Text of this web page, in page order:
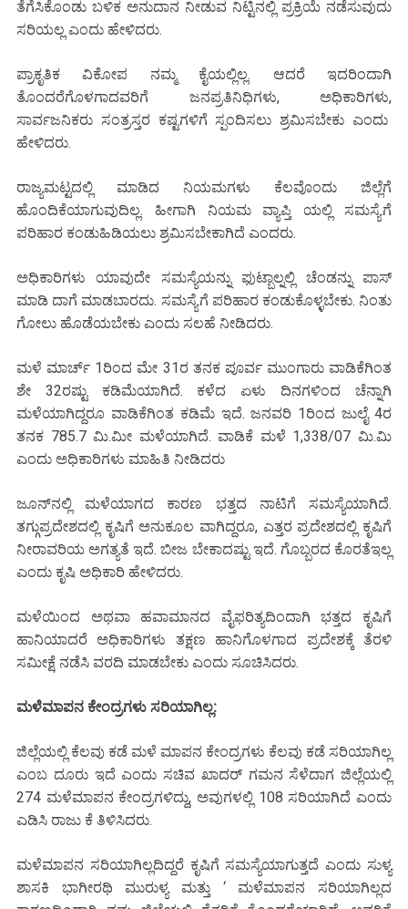
ತೆಗೆಸಿಕೊಂಡು ಬಳಿಕ ಅನುದಾನ ನೀಡುವ ನಿಟ್ಟಿನಲ್ಲಿ ಪ್ರಕ್ರಿಯೆ ನಡೆಸುವುದು
ಸರಿಯಲ್ಲ ಎಂದು ಹೇಳಿದರು.
ಪ್ರಾಕೃತಿಕ ವಿಕೋಪ ನಮ್ಮ ಕೈಯಲ್ಲಿಲ್ಲ. ಆದರೆ ಇದರಿಂದಾಗಿ
ತೊಂದರೆಗೊಳಗಾದವರಿಗೆ ಜನಪ್ರತಿನಿಧಿಗಳು, ಅಧಿಕಾರಿಗಳು,
ಸಾರ್ವಜನಿಕರು ಸಂತ್ರಸ್ತರ ಕಷ್ಟಗಳಿಗೆ ಸ್ಪಂದಿಸಲು ಶ್ರಮಿಸಬೇಕು ಎಂದು
ಹೇಳಿದರು.
ರಾಜ್ಯಮಟ್ಟದಲ್ಲಿ ಮಾಡಿದ ನಿಯಮಗಳು ಕೆಲವೊಂದು ಜಿಲ್ಲೆಗೆ
ಹೊಂದಿಕೆಯಾಗುವುದಿಲ್ಲ. ಹೀಗಾಗಿ ನಿಯಮ ವ್ಯಾಪ್ತಿ ಯಲ್ಲಿ ಸಮಸ್ಯೆಗೆ
ಪರಿಹಾರ ಕಂಡುಹಿಡಿಯಲು ಶ್ರಮಿಸಬೇಕಾಗಿದೆ ಎಂದರು.
ಅಧಿಕಾರಿಗಳು ಯಾವುದೇ ಸಮಸ್ಯೆಯನ್ನು ಫುಟ್ಬಾಲ್ನಲ್ಲಿ ಚೆಂಡನ್ನು ಪಾಸ್
ಮಾಡಿ ದಾಗೆ ಮಾಡಬಾರದು. ಸಮಸ್ಯೆಗೆ ಪರಿಹಾರ ಕಂಡುಕೊಳ್ಳಬೇಕು. ನಿಂತು
ಗೋಲು ಹೊಡೆಯಬೇಕು ಎಂದು ಸಲಹೆ ನೀಡಿದರು.
ಮಳೆ ಮಾರ್ಚ್ 1ರಿಂದ ಮೇ 31ರ ತನಕ ಪೂರ್ವ ಮುಂಗಾರು ವಾಡಿಕೆಗಿಂತ
ಶೇ 32ರಷ್ಟು ಕಡಿಮೆಯಾಗಿದೆ. ಕಳೆದ ಏಳು ದಿನಗಳಿಂದ ಚೆನ್ನಾಗಿ
ಮಳೆಯಾಗಿದ್ದರೂ ವಾಡಿಕೆಗಿಂತ ಕಡಿಮೆ ಇದೆ. ಜನವರಿ 1ರಿಂದ ಜುಲೈ 4ರ
ತನಕ 785.7 ಮಿ.ಮೀ ಮಳೆಯಾಗಿದೆ. ವಾಡಿಕೆ ಮಳೆ 1,338/07 ಮಿ.ಮಿ
ಎಂದು ಅಧಿಕಾರಿಗಳು ಮಾಹಿತಿ ನೀಡಿದರು
ಜೂನ್‌ನಲ್ಲಿ ಮಳೆಯಾಗದ ಕಾರಣ ಭತ್ತದ ನಾಟಿಗೆ ಸಮಸ್ಯೆಯಾಗಿದೆ.
ತಗ್ಗುಪ್ರದೇಶದಲ್ಲಿ ಕೃಷಿಗೆ ಅನುಕೂಲ ವಾಗಿದ್ದರೂ, ಎತ್ತರ ಪ್ರದೇಶದಲ್ಲಿ ಕೃಷಿಗೆ
ನೀರಾವರಿಯ ಅಗತ್ಯತೆ ಇದೆ. ಬೀಜ ಬೇಕಾದಷ್ಟು ಇದೆ. ಗೊಬ್ಬರದ ಕೊರತೆಇಲ್ಲ
ಎಂದು ಕೃಷಿ ಅಧಿಕಾರಿ ಹೇಳಿದರು.
ಮಳೆಯಿಂದ ಅಥವಾ ಹವಾಮಾನದ ವೈಫರಿತ್ಯದಿಂದಾಗಿ ಭತ್ತದ ಕೃಷಿಗೆ
ಹಾನಿಯಾದರೆ ಅಧಿಕಾರಿಗಳು ತಕ್ಷಣ ಹಾನಿಗೊಳಗಾದ ಪ್ರದೇಶಕ್ಕೆ ತೆರಳಿ
ಸಮೀಕ್ಷೆ ನಡೆಸಿ ವರದಿ ಮಾಡಬೇಕು ಎಂದು ಸೂಚಿಸಿದರು.
ಮಳೆಮಾಪನ ಕೇಂದ್ರಗಳು ಸರಿಯಾಗಿಲ್ಲ:
ಜಿಲ್ಲೆಯಲ್ಲಿ ಕೆಲವು ಕಡೆ ಮಳೆ ಮಾಪನ ಕೇಂದ್ರಗಳು ಕೆಲವು ಕಡೆ ಸರಿಯಾಗಿಲ್ಲ
ಎಂಬ ದೂರು ಇದೆ ಎಂದು ಸಚಿವ ಖಾದರ್ ಗಮನ ಸೆಳೆದಾಗ ಜಿಲ್ಲೆಯಲ್ಲಿ
274 ಮಳೆಮಾಪನ ಕೇಂದ್ರಗಳಿದ್ದು, ಅವುಗಳಲ್ಲಿ 108 ಸರಿಯಾಗಿದೆ ಎಂದು
ಎಡಿಸಿ ರಾಜು ಕೆ ತಿಳಿಸಿದರು.
ಮಳೆಮಾಪನ ಸರಿಯಾಗಿಲ್ಲದಿದ್ದರೆ ಕೃಷಿಗೆ ಸಮಸ್ಯೆಯಾಗುತ್ತದೆ ಎಂದು ಸುಳ್ಯ
ಶಾಸಕಿ ಭಾಗೀರಥಿ ಮುರುಳ್ಯ ಮತ್ತು ‘ ಮಳೆಮಾಪನ ಸರಿಯಾಗಿಲ್ಲದ